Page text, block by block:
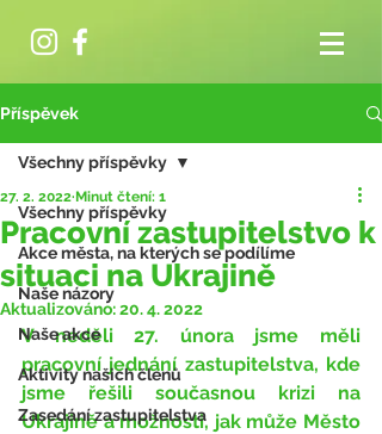
Příspěvek
Všechny příspěvky
Akce města, na kterých se podílíme
Naše názory
Naše akce
Aktivity našich členů
Zasedání zastupitelstva
Všechny příspěvky
Pracovní zastupitelstvo k
situaci na Ukrajině
27. 2. 2022 Minut čtení: 1
Aktualizováno:20. 4. 2022
V neděli 27. února jsme měli
pracovní jednání zastupitelstva, kde
jsme řešili současnou krizi na
Ukrajině a možnosti, jak může Město